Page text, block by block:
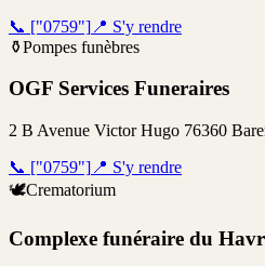
📞 ["0759"] 📍 S'y rendre
⚱️Pompes funèbres
OGF Services Funeraires
2 B Avenue Victor Hugo 76360
📞 ["0759"] 📍 S'y rendre
🕊️Crematorium
Complexe funéraire du